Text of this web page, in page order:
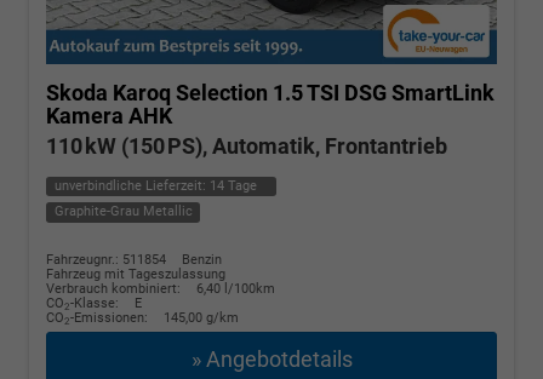
Skoda Karoq Selection 1.5 TSI DSG SmartLink
Kamera AHK
110 kW (150 PS), Automatik, Frontantrieb
unverbindliche Lieferzeit: 14 Tage
Graphite-Grau Metallic
Fahrzeugnr.: 511854
Benzin
Fahrzeug mit Tageszulassung
Verbrauch kombiniert:
6,40 l/100km
CO2-Klasse:
E
CO2-Emissionen: 145,00 g/km
» Angebotdetails